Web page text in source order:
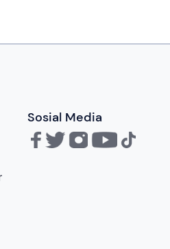
Sosial Media